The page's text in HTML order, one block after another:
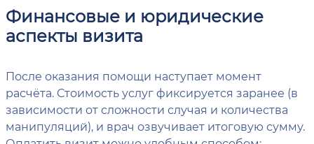
Финансовые и юридические
аспекты визита
После оказания помощи наступает момент
расчёта. Стоимость услуг фиксируется заранее (в
зависимости от сложности случая и количества
манипуляций), и врач озвучивает итоговую сумму.